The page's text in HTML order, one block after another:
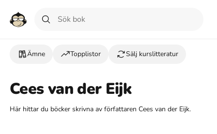
Ämne Topplistor Sälj kurslitteratur
Cees van der Eijk
Här hittar du böcker skrivna av författaren Cees van der Eijk.